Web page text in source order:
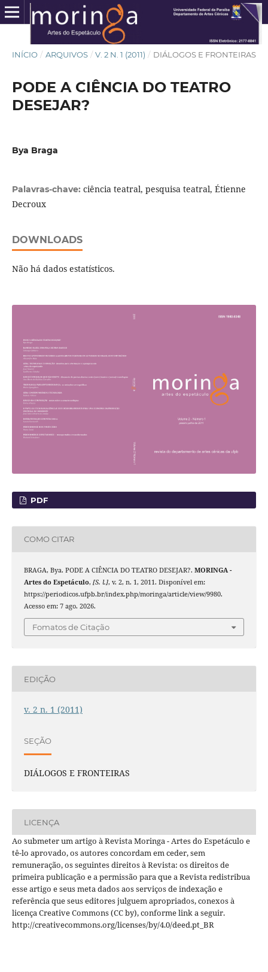
INÍCIO / ARQUIVOS / V. 2 N. 1 (2011) / DIÁLOGOS E FRONTEIRAS
PODE A CIÊNCIA DO TEATRO
DESEJAR?
Bya Braga
Palavras-chave: ciência teatral, pesquisa teatral, Étienne
Decroux
DOWNLOADS
Não há dados estatísticos.
PDF
COMO CITAR
BRAGA, Bya. PODE A CIÊNCIA DO TEATRO DESEJAR?. MORINGA -
Artes do Espetáculo, [S. l.], v. 2, n. 1, 2011. Disponível em:
https://periodicos.ufpb.br/index.php/moringa/article/view/9980.
Acesso em: 7 ago. 2026.
Fomatos de Citação
EDIÇÃO
v. 2 n. 1 (2011)
SEÇÃO
DIÁLOGOS E FRONTEIRAS
LICENÇA
Ao submeter um artigo à Revista Moringa - Artes do Espetáculo e
tê-lo aprovado, os autores concordam em ceder, sem
remuneração, os seguintes direitos à Revista: os direitos de
primeira publicação e a permissão para que a Revista redistribua
esse artigo e seus meta dados aos serviços de indexação e
referência que seus editores julguem apropriados, conexos à
licença Creative Commons (CC by), conforme link a seguir.
http://creativecommons.org/licenses/by/4.0/deed.pt_BR